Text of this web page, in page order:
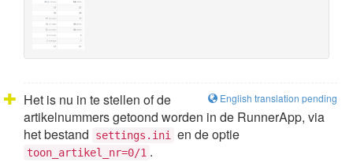
English translation pending
Het is nu in te stellen of de
artikelnummers getoond worden in de RunnerApp, via
het bestand
settings.ini en de optie
toon_artikel_nr=0/1 .